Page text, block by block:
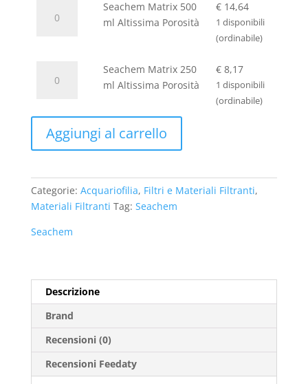
quantità
Matrix
Porosità
Seachem Matrix 500
ml Altissima Porosità
€ 14,64
1 disponibili
(ordinabile)
Matrix
ml
Altissima
Porosità
Seachem Matrix 250
ml Altissima Porosità
€ 8,17
1 disponibili
(ordinabile)
Aggiungi al carrello
Categorie: Acquariofilia, Filtri e Materiali Filtranti,
Materiali Filtranti Tag: Seachem
Seachem
Descrizione
Brand
Recensioni (0)
Recensioni Feedaty